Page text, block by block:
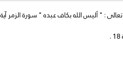
: " أليس الله بكاف عبده " سورة الزمر آية 36 .